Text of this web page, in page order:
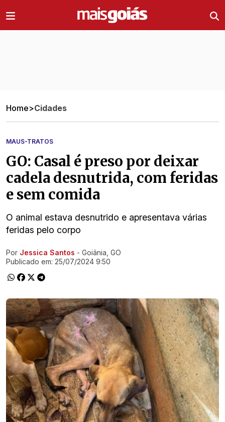
Home>Cidades
MAUS-TRATOS
GO: Casal é preso por deixar
cadela desnutrida, com feridas
e sem comida
O animal estava desnutrido e apresentava várias
feridas pelo corpo
Ir direto pra matéria
Por Jessica Santos - Goiânia, GO
Publicado em: 25/07/2024 9:50